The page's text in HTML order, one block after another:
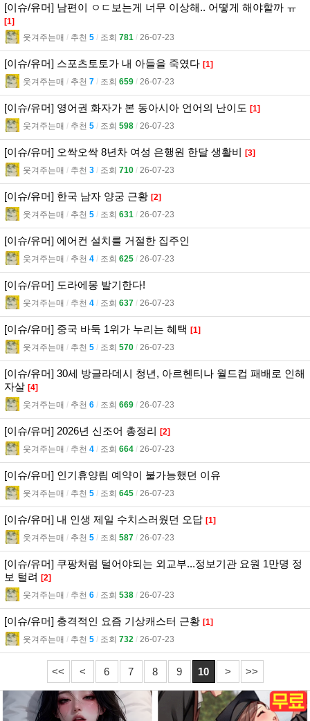
[이슈/유머] 남편이 ㅇㄷ보는게 너무 이상해.. 어떻게 해야할까 ㅠ
[1]
웃겨주는매 l 추천 5 l 조회 781 l 26-07-23
[이슈/유머] 스포츠토토가 내 아들을 죽였다 [1]
웃겨주는매 l 추천 7 l 조회 659 l 26-07-23
[이슈/유머] 영어권 화자가 본 동아시아 언어의 난이도 [1]
웃겨주는매 l 추천 5 l 조회 598 l 26-07-23
[이슈/유머] 오싹오싹 8년차 여성 은행원 한달 생활비 [3]
웃겨주는매 l 추천 3 l 조회 710 l 26-07-23
[이슈/유머] 한국 남자 양궁 근황 [2]
웃겨주는매 l 추천 5 l 조회 631 l 26-07-23
[이슈/유머] 에어컨 설치를 거절한 집주인
웃겨주는매 l 추천 4 l 조회 625 l 26-07-23
[이슈/유머] 도라에몽 발기한다!
웃겨주는매 l 추천 4 l 조회 637 l 26-07-23
[이슈/유머] 중국 바둑 1위가 누리는 혜택 [1]
웃겨주는매 l 추천 5 l 조회 570 l 26-07-23
[이슈/유머] 30세 방글라데시 청년, 아르헨티나 월드컵 패배로 인해
자살 [4]
웃겨주는매 l 추천 6 l 조회 669 l 26-07-23
[이슈/유머] 2026년 신조어 총정리 [2]
웃겨주는매 l 추천 4 l 조회 664 l 26-07-23
[이슈/유머] 인기휴양림 예약이 불가능했던 이유
웃겨주는매 l 추천 5 l 조회 645 l 26-07-23
[이슈/유머] 내 인생 제일 수치스러웠던 오답 [1]
웃겨주는매 l 추천 5 l 조회 587 l 26-07-23
[이슈/유머] 쿠팡처럼 털어야되는 외교부...정보기관 요원 1만명 정
보 털려 [2]
웃겨주는매 l 추천 6 l 조회 538 l 26-07-23
[이슈/유머] 충격적인 요즘 기상캐스터 근황 [1]
웃겨주는매 l 추천 5 l 조회 732 l 26-07-23
<< < 6 7 8 9 10 > >>